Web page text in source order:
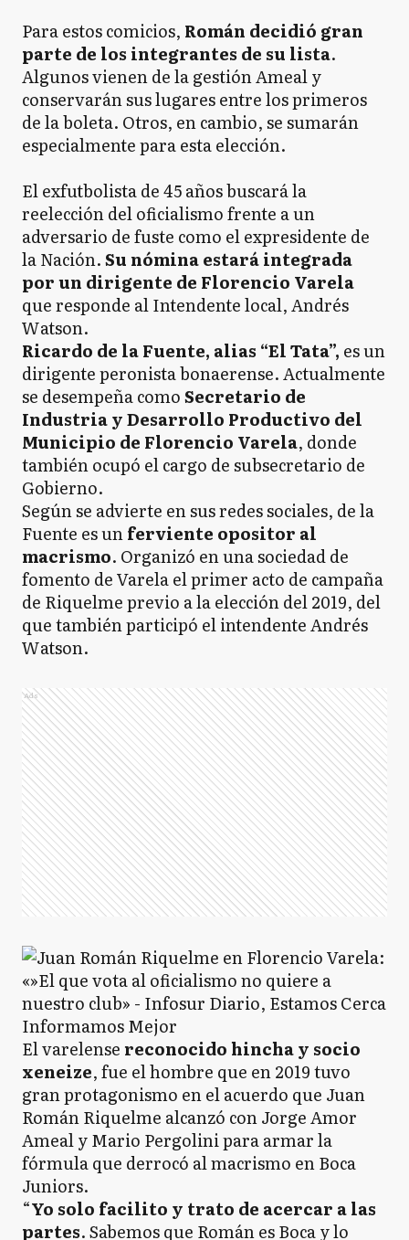
Para estos comicios, Román decidió gran
parte de los integrantes de su lista.
Algunos vienen de la gestión Ameal y
conservarán sus lugares entre los primeros
de la boleta. Otros, en cambio, se sumarán
especialmente para esta elección.
El exfutbolista de 45 años buscará la
reelección del oficialismo frente a un
adversario de fuste como el expresidente de
la Nación.Su nómina estará integrada
por un dirigente de Florencio Varela
que responde al Intendente local, Andrés
Watson.
Ricardo de la Fuente, alias “El Tata”, es un
dirigente peronista bonaerense. Actualmente
se desempeña comoSecretario de
Industria y Desarrollo Productivo del
Municipio de Florencio Varela, donde
también ocupó el cargo de subsecretario de
Gobierno.
Según se advierte en sus redes sociales, de la
Fuente es unferviente opositor al
macrismo. Organizó en una sociedad de
fomento de Varela el primer acto de campaña
de Riquelme previo a la elección del 2019, del
que también participó el intendente Andrés
Watson.
Ads
El varelense reconocido hincha y socio
xeneize, fue el hombre que en 2019 tuvo
gran protagonismo en el acuerdo que Juan
Román Riquelme alcanzó con Jorge Amor
Ameal y Mario Pergolini para armar la
fórmula que derrocó al macrismo en Boca
Juniors.
“Yo solo facilito y trato de acercar a las
partes. Sabemos que Román es Boca y lo